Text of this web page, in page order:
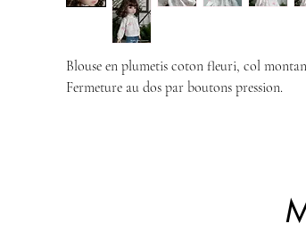
Blouse en plumetis coton fleuri, col
Fermeture au dos par boutons pression.